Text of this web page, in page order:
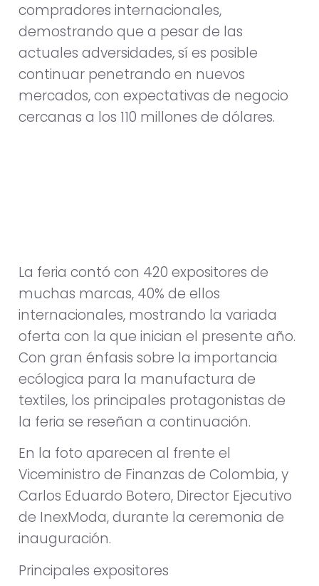
compradores internacionales,
demostrando que a pesar de las
actuales adversidades, sí es posible
continuar penetrando en nuevos
mercados, con expectativas de negocio
cercanas a los 110 millones de dólares.
La feria contó con 420 expositores de
muchas marcas, 40% de ellos
internacionales, mostrando la variada
oferta con la que inician el presente año.
Con gran énfasis sobre la importancia
ecólogica para la manufactura de
textiles, los principales protagonistas de
la feria se reseñan a continuación.
En la foto aparecen al frente el
Viceministro de Finanzas de Colombia, y
Carlos Eduardo Botero, Director Ejecutivo
de InexModa, durante la ceremonia de
inauguración.
Principales expositores